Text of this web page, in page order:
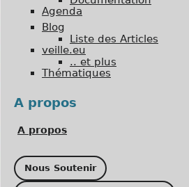
Agenda
Blog
Liste des Articles
veille.eu
.. et plus
Thématiques
A propos
A propos
Nous Soutenir